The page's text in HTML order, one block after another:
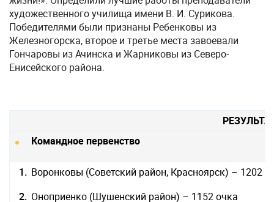
художественного училища имени В. И. Сурикова.
Победителями были признаны Ребенковы из
Железногорска, второе и третье места завоевали
Гончаровы из Ачинска и Жарниковы из Северо-
Енисейского района.
Командное первенство
Воронковы (Советский район, Красноярск) – 1202
Оноприенко (Шушенский район) – 1152 очка